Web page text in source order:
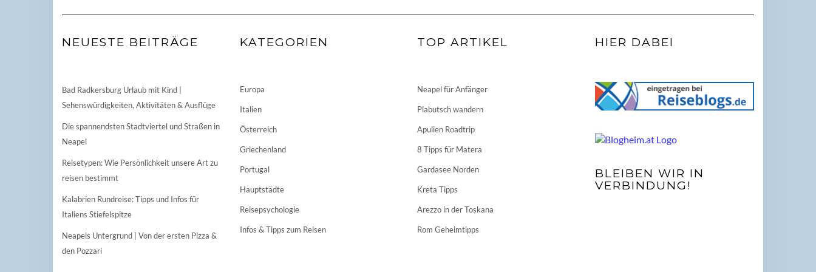
NEUESTE BEITRÄGE
Bad Radkersburg Urlaub mit Kind |
Sehenswürdigkeiten, Aktivitäten & Ausflüge
Die spannendsten Stadtviertel und Straßen in
Neapel
Reisetypen: Wie Persönlichkeit unsere Art zu
reisen bestimmt
Kalabrien Rundreise: Tipps und Infos für
Italiens Stiefelspitze
Neapels Untergrund | Von der ersten Pizza &
den Pozzari
KATEGORIEN
Europa
Italien
Österreich
Griechenland
Portugal
Hauptstädte
Reisepsychologie
Infos & Tipps zum Reisen
TOP ARTIKEL
Neapel für Anfänger
Plabutsch wandern
Apulien Roadtrip
8 Tipps für Matera
Gardasee Norden
Kreta Tipps
Arezzo in der Toskana
Rom Geheimtipps
HIER DABEI
BLEIBEN WIR IN
VERBINDUNG!